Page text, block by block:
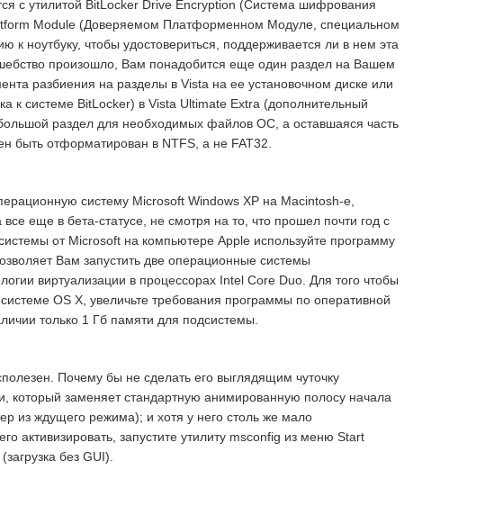
с утилитой BitLocker Drive Encryption (Система шифрования
Module (Доверяемом Платформенном Модуле, специальном
к ноутбуку, чтобы удостовериться, поддерживается ли в нем эта
произошло, Вам понадобится еще один раздел на Вашем
разбиения на разделы в Vista на ее установочном диске или
к системе BitLocker) в Vista Ultimate Extra (дополнительный
раздел для необходимых файлов ОС, а оставшаяся часть
быть отформатирован в NTFS, а не FAT32.
систему Microsoft Windows XP на Macintosh-е,
еще в бета-статусе, не смотря на то, что прошел почти год с
от Microsoft на компьютере Apple используйте программу
Вам запустить две операционные системы
виртуализации в процессорах Intel Core Duo. Для того чтобы
OS X, увеличьте требования программы по оперативной
только 1 Гб памяти для подсистемы.
Почему бы не сделать его выглядящим чуточку
который заменяет стандартную анимированную полосу начала
из ждущего режима); и хотя у него столь же мало
активизировать, запустите утилиту msconfig из меню Start
без GUI).